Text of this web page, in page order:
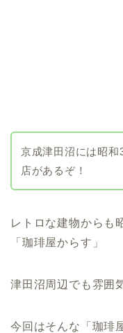
京成津田沼には昭和
店があるぞ！
レトロな建物からも
「珈琲屋からす」
津田沼周辺でも雰囲
今回はそんな「珈琲